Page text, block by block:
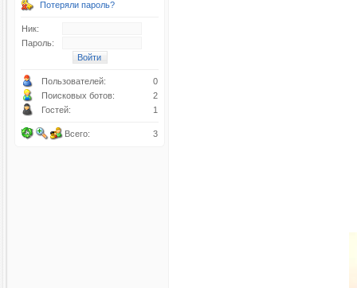
Потеряли пароль?
Ник:
Пароль:
Пользователей:
0
Поисковых ботов:
2
Гостей:
1
Всего: 3